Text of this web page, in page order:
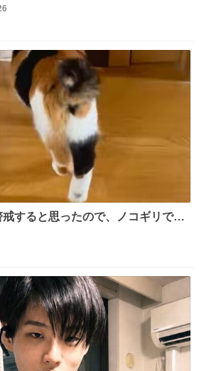
すめのご当地アイスはあります
でも、旅先で出
すると思ったので、ノコギリで無
作った、にゃんころ専用の猫のれ